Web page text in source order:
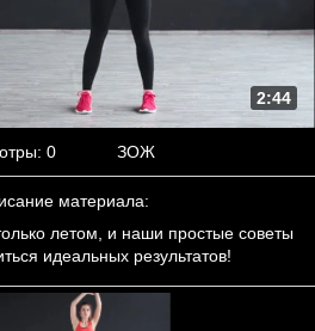
2:44
: 0 ЗОЖ
материала:
летом, и наши простые советы
идеальных результатов!